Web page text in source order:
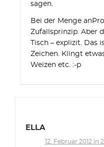
sagen.
Bei der Menge
Zufallsprinzip. Aber
Tisch – explizit.
Zeichen. Klingt
Weizen etc. :-p
ELLA
12. Februar 2012 in